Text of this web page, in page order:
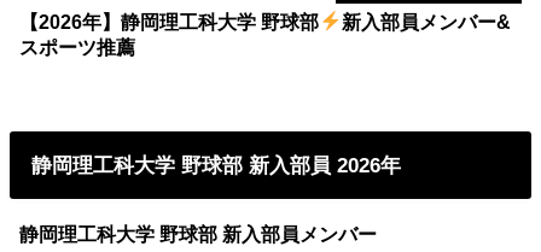
【2026年】静岡理工科大学 野球部
新入部員メンバー&
スポーツ推薦
静岡理工科大学 野球部 新入部員 2026年
静岡理工科大学 野球部 新入部員メンバー